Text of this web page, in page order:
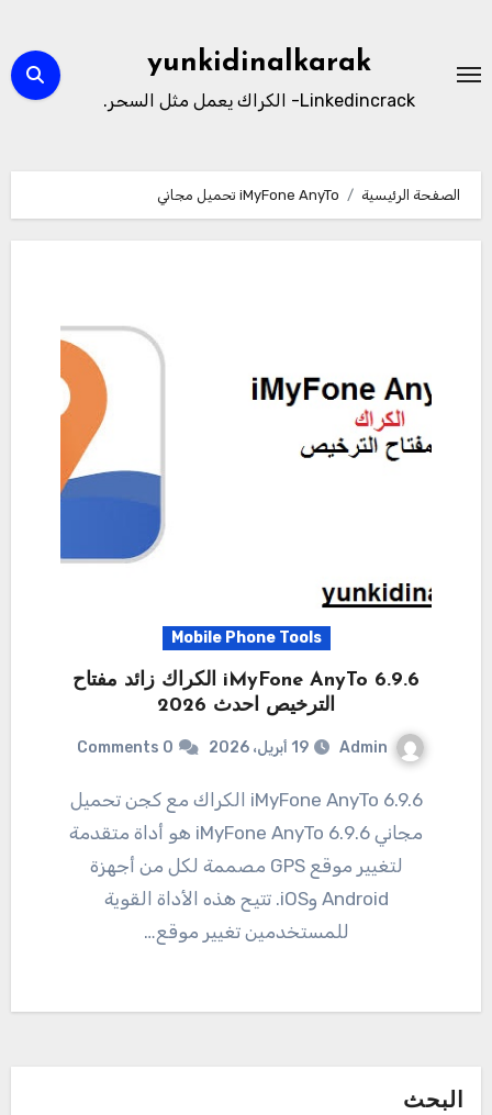
المحتوى
yunkidinalkarak
Linkedincrack- الكراك يعمل مثل السحر.
الصفحة الرئيسية iMyFone AnyTo تحميل مجاني
Mobile Phone Tools
6.9.6 iMyFone AnyTo الكراك زائد مفتاح
الترخيص احدث 2026
Admin 19 أبريل، 2026 0 Comments
6.9.6 iMyFone AnyTo الكراك مع كجن تحميل
مجاني 6.9.6 iMyFone AnyTo هو أداة متقدمة
لتغيير موقع GPS مصممة لكل من أجهزة
Android وiOS. تتيح هذه الأداة القوية
للمستخدمين تغيير موقع…
البحث